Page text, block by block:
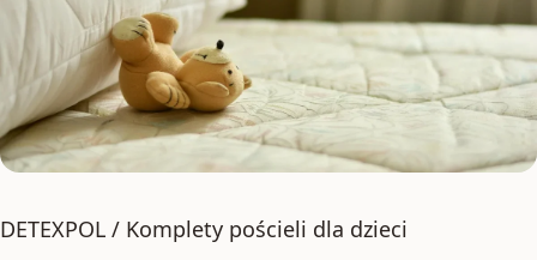
DETEXPOL / Komplety pościeli dla dzieci